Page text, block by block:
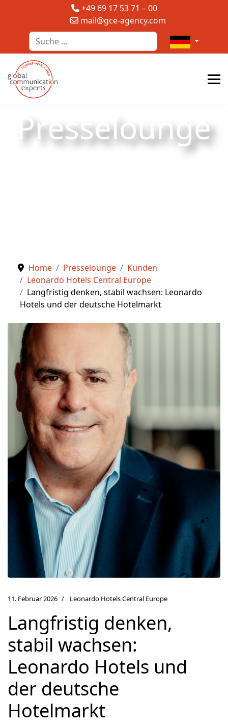
+49 69 17 53 71 – 00
mail@gce-agency.com
Suchen
Sprache
Presselounge
Home Presselounge
Kunden
Leonardo Hotels Central Europe
Langfristig denken, stabil wachsen: Leonardo
Hotels und der deutsche Hotelmarkt
11. Februar 2026 Leonardo Hotels Central Europe
Langfristig denken,
stabil wachsen:
Leonardo Hotels und
der deutsche
Hotelmarkt